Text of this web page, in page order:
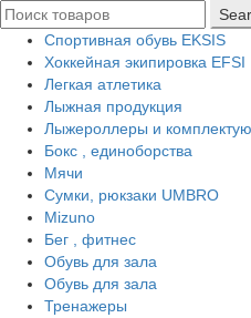
Спортивная обувь EKSIS
Хоккейная экипировка EFSI
Легкая атлетика
Лыжная продукция
Лыжероллеры и
Бокс , единоборства
Мячи
Сумки, рюкзаки UMBRO
Mizuno
Бег , фитнес
Обувь для зала
Обувь для зала
Тренажеры